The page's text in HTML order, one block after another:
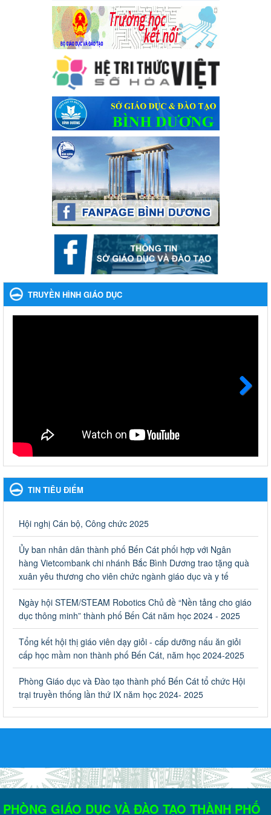
Kế hoạch thực hiện Chỉ thị số 16/CT-TTg ngày 27/05/2023
của Thủ tướng Chính phủ về tăng cường phòng ngừa, đấu
tranh tội phạm, vi phạm pháp luật liên quan đến hoạt động
tổ chức đánh bạc và đánh bạc
Kế hoạch thực hiện Chỉ thị số 16/CT-TTg ngày 27/05/2023 của
Thủ tướng Chính phủ về tăng cường phòng ngừa, đấu tranh tội
phạm, vi phạm pháp luật liên quan đến hoạt động tổ chức đánh
bạc và đánh bạc
Ngày ban hành: 04/03/2024
Kế hoạch Tổ chức Hội trại truyền thống học sinh thị xã Bến
Cát Lần thứ VIII, năm học 2023-2024
Kế hoạch Tổ chức Hội trại truyền thống học sinh thị xã Bến Cát
Lần thứ VIII, năm học 2023-2024
Ngày ban hành: 28/12/2023
Phối hợp rà soát nhu cầu tiêm vắc xin phòng Covid 19
Phối hợp rà soát nhu cầu tiêm vắc xin phòng Covid 19
Ngày ban hành: 22/11/2023
Phát động, triển khai Cuộc thi " An toàn giao thông cho nụ
cười ngày mai" dành cho học sinh và giáo viên trung học
năm học 2023-2024
Phát động, triển khai Cuộc thi " An toàn giao thông cho nụ cười
Nhắc nhỡ thực hiện thanh toán không dùng tiền mặt các
khoản thu trong nhà trường năm học 2023-2024 và các năm
Ngày ban hành: 27/09/2023
Hưởng ứng cuộc thi Tìm hiểu Luật Phòng, chống ma túy
Hưởng ứng cuộc thi Tìm hiểu Luật Phòng, chống ma túy
Ngày ban hành: 06/09/2023
bổng, hỗ trợ của Chương trình "Tiếp sức đến trường" năm
học 2023-2024
Về việc thống kê, lập danh sách đề xuất học sinh nhận học bổng,
hỗ trợ của Chương trình "Tiếp sức đến trường" năm học 2023-
2024
Triển khai Kế hoạch Triển khai các hoạt động hưởng ứng
phong trào vệ sinh yêu nước nâng cao sức khỏe nhân dân
năm 2023
Triển khai Kế hoạch Triển khai các hoạt động hưởng ứng phong
trào vệ sinh yêu nước nâng cao sức khỏe nhân dân năm 2023
Ngày ban hành: 10/08/2023
Khẩn trương triển khai các biện pháp tăng cường công tác
trường mẫu giáo, trường tiểu học
Ngày ban hành: 02/08/2023
Kế hoạch Tổ chức tập huấn, bồi dường công tác đảm bảo
TRUYỀN HÌNH GIÁO DỤC
TIN TIÊU ĐIỂM
Hội nghị Cán bộ, Công chức 2025
Ủy ban nhân dân thành phố Bến Cát phối hợp với Ngân
hàng Vietcombank chi nhánh Bắc Bình Dương trao tặng quà
xuân yêu thương cho viên chức ngành giáo dục và y tế
Ngày hội STEM/STEAM Robotics Chủ đề “Nền tảng cho giáo
dục thông minh” thành phố Bến Cát năm học 2024 - 2025
Tổng kết hội thị giáo viên dạy giỏi - cấp dưỡng nấu ăn giỏi
cấp học mầm non thành phố Bến Cát, năm học 2024-2025
Phòng Giáo dục và Đào tạo thành phố Bến Cát tổ chức Hội
trại truyền thống lần thứ IX năm học 2024- 2025
PHÒNG GIÁO DỤC VÀ ĐÀO TẠO THÀNH PHỐ